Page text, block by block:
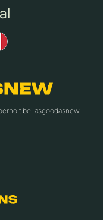
bei asgoodasnew.